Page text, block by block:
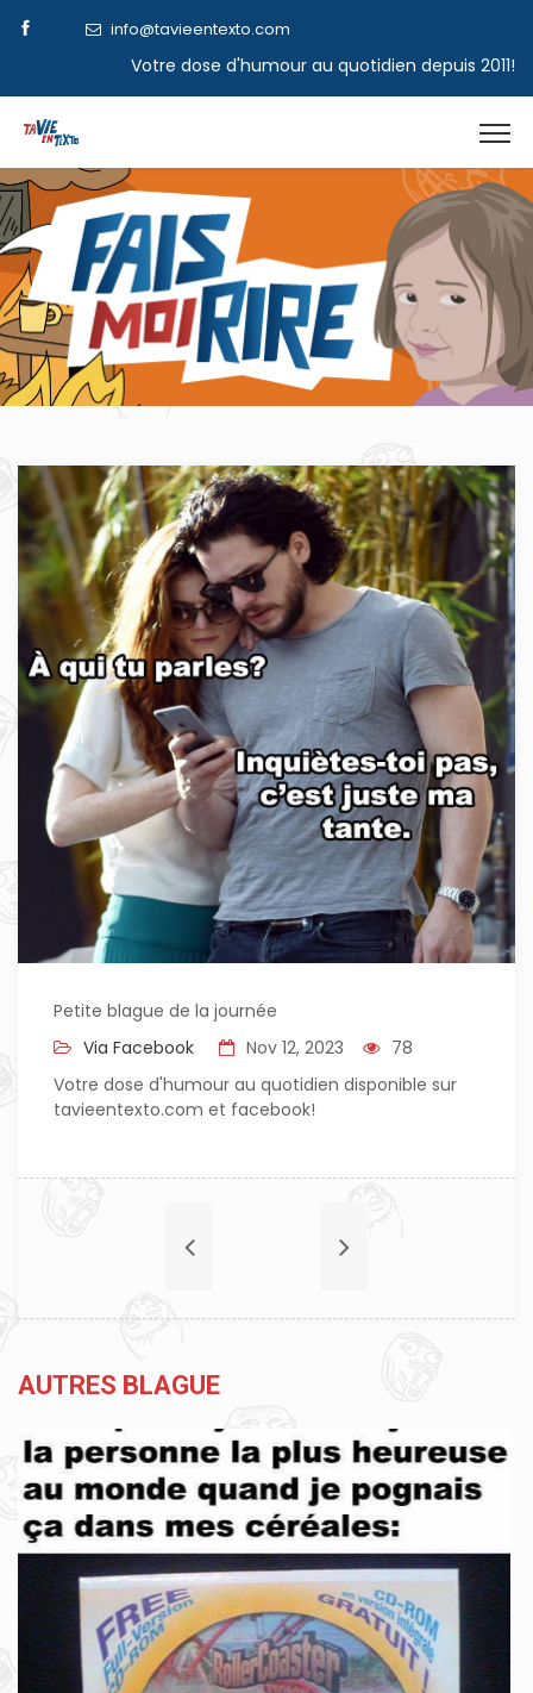
info@tavieentexto.com
Votre dose d'humour au quotidien depuis 2011!
Petite blague de la journée
Via Facebook
Nov 12, 2023
78
Votre dose d'humour au quotidien disponible sur
tavieentexto.com et facebook!
AUTRES BLAGUE